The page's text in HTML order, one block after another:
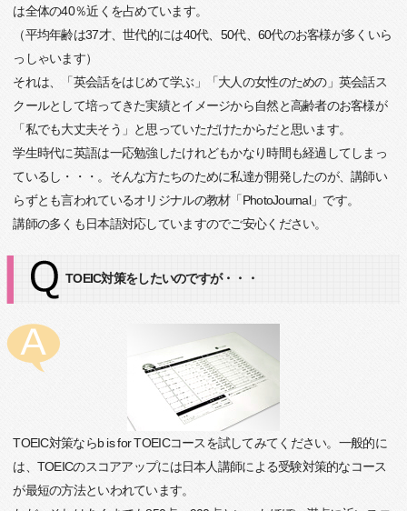
は全体の40％近くを占めています。
（平均年齢は37才、世代的には40代、50代、60代のお客様が多くいら
っしゃいます）
それは、「英会話をはじめて学ぶ」「大人の女性のための」英会話ス
クールとして培ってきた実績とイメージから自然と高齢者のお客様が
「私でも大丈夫そう」と思っていただけたからだと思います。
学生時代に英語は一応勉強したけれどもかなり時間も経過してしまっ
ているし・・・。そんな方たちのために私達が開発したのが、講師い
らずとも言われているオリジナルの教材「PhotoJournal」です。
講師の多くも日本語対応していますのでご安心ください。
TOEIC対策をしたいのですが・・・
TOEIC対策ならb is for TOEICコースを試してみてください。一般的に
は、TOEICのスコアアップには日本人講師による受験対策的なコース
が最短の方法といわれています。